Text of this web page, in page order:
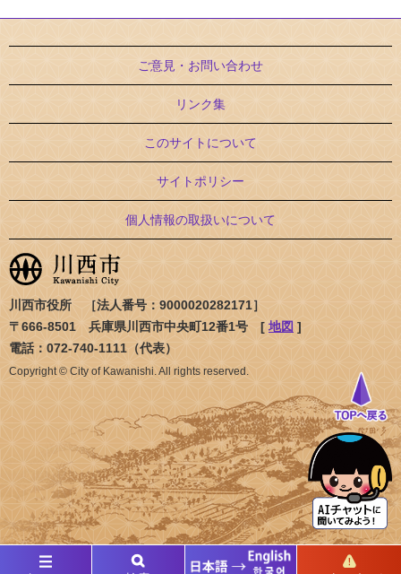
ご意見・お問い合わせ
リンク集
このサイトについて
サイトポリシー
個人情報の取扱いについて
川西市役所 ［法人番号：9000020282171］
〒666-8501 兵庫県川西市中央町12番1号 [ 地図 ]
電話：072-740-1111（代表）
Copyright © City of Kawanishi. All rights reserved.